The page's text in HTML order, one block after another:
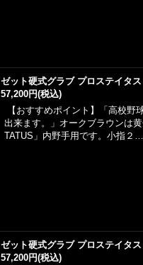
ゼット硬式グラブ プロステイタ
57,200円(税込)
【おすすめポイント】「高校野
出来ます。」オークブラウンは
TATUS」内野手用です。小指２…
ゼット硬式グラブ プロステイタ
57,200円(税込)